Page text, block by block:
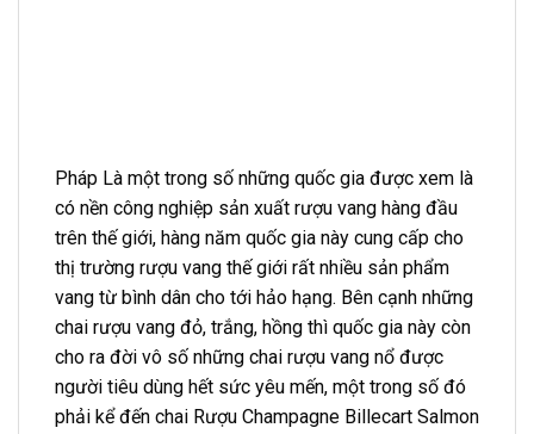
Pháp Là một trong số những quốc gia được xem là
có nền công nghiệp sản xuất rượu vang hàng đầu
trên thế giới, hàng năm quốc gia này cung cấp cho
thị trường rượu vang thế giới rất nhiều sản phẩm
vang từ bình dân cho tới hảo hạng. Bên cạnh những
chai rượu vang đỏ, trắng, hồng thì quốc gia này còn
cho ra đời vô số những chai rượu vang nổ được
người tiêu dùng hết sức yêu mến, một trong số đó
phải kể đến chai Rượu Champagne Billecart Salmon